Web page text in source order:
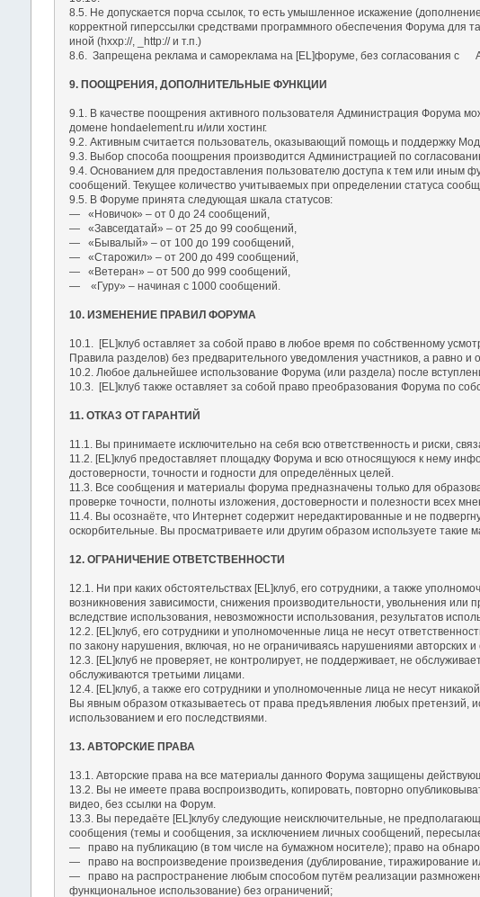
8.5. Не допускается порча ссылок, то есть умышленное искажение
корректной гиперссылки средствами программного обеспечения Форума для
иной (hxxp://, _http:// и т.п.)
8.6. Запрещена реклама и самореклама на [EL]форуме, без согласования с
9. ПООЩРЕНИЯ, ДОПОЛНИТЕЛЬНЫЕ ФУНКЦИИ
9.1. В качестве поощрения активного пользователя Администрация Форума
домене hondaelement.ru и/или хостинг.
9.2. Активным считается пользователь, оказывающий помощь и поддержку
9.3. Выбор способа поощрения производится Администрацией по
9.4. Основанием для предоставления пользователю доступа к тем или иным
сообщений. Текущее количество учитываемых при определении статуса
9.5. В Форуме принята следующая шкала статусов:
― «Новичок» – от 0 до 24 сообщений,
― «Завсегдатай» – от 25 до 99 сообщений,
― «Бывалый» – от 100 до 199 сообщений,
― «Старожил» – от 200 до 499 сообщений,
― «Ветеран» – от 500 до 999 сообщений,
― «Гуру» – начиная с 1000 сообщений.
10. ИЗМЕНЕНИЕ ПРАВИЛ ФОРУМА
10.1. [EL]клуб оставляет за собой право в любое время по собственному
Правила разделов) без предварительного уведомления участников, а равно
10.2. Любое дальнейшее использование Форума (или раздела) после
10.3. [EL]клуб также оставляет за собой право преобразования Форума по
11. ОТКАЗ ОТ ГАРАНТИЙ
11.1. Вы принимаете исключительно на себя всю ответственность и риски,
11.2. [EL]клуб предоставляет площадку Форума и всю относящуюся к нему
достоверности, точности и годности для определённых целей.
11.3. Все сообщения и материалы форума предназначены только для
проверке точности, полноты изложения, достоверности и полезности всех
11.4. Вы осознаёте, что Интернет содержит нередактированные и не
оскорбительные. Вы просматриваете или другим образом используете такие
12. ОГРАНИЧЕНИЕ ОТВЕТСТВЕННОСТИ
12.1. Ни при каких обстоятельствах [EL]клуб, его сотрудники, а также
возникновения зависимости, снижения производительности, увольнения или
вследствие использования, невозможности использования, результатов
12.2. [EL]клуб, его сотрудники и уполномоченные лица не несут
по закону нарушения, включая, но не ограничиваясь нарушениями авторских
12.3. [EL]клуб не проверяет, не контролирует, не поддерживает, не
обслуживаются третьими лицами.
12.4. [EL]клуб, а также его сотрудники и уполномоченные лица не несут
Вы явным образом отказываетесь от права предъявления любых претензий,
использованием и его последствиями.
13. АВТОРСКИЕ ПРАВА
13.1. Авторские права на все материалы данного Форума защищены
13.2. Вы не имеете права воспроизводить, копировать, повторно
видео, без ссылки на Форум.
13.3. Вы передаёте [EL]клубу следующие неисключительные, не
сообщения (темы и сообщения, за исключением личных сообщений,
― право на публикацию (в том числе на бумажном носителе); право на
― право на воспроизведение произведения (дублирование, тиражирование
― право на распространение любым способом путём реализации
функциональное использование) без ограничений;